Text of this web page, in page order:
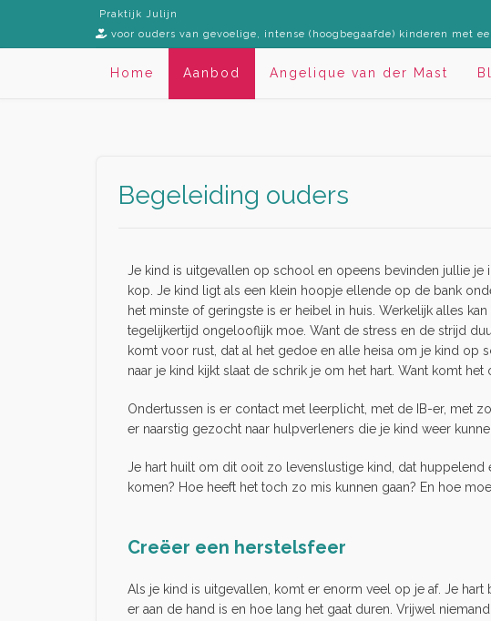
Praktijk Julijn
voor ouders van gevoelige, intense (hoogbegaafde) kinderen met
Home Aanbod Angelique van der Mast
Begeleiding ouders
Je kind is uitgevallen op school en opeens bevinden jullie je
kop. Je kind ligt als een klein hoopje ellende op de bank
het minste of geringste is er heibel in huis. Werkelijk alles
tegelijkertijd ongelooflijk moe. Want de stress en de strijd
komt voor rust, dat al het gedoe en alle heisa om je kind op
naar je kind kijkt slaat de schrik je om het hart. Want komt
Ondertussen is er contact met leerplicht, met de IB-er, met
er naarstig gezocht naar hulpverleners die je kind weer
Je hart huilt om dit ooit zo levenslustige kind, dat
komen? Hoe heeft het toch zo mis kunnen gaan? En hoe
Creëer een herstelsfeer
Als je kind is uitgevallen, komt er enorm veel op je af. Je
er aan de hand is en hoe lang het gaat duren. Vrijwel